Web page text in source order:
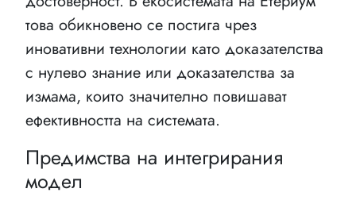
това обикновено се постига чрез
иновативни технологии като доказателства
с нулево знание или доказателства за
измама, които значително повишават
ефективността на системата.
Предимства на интегрирания
модел